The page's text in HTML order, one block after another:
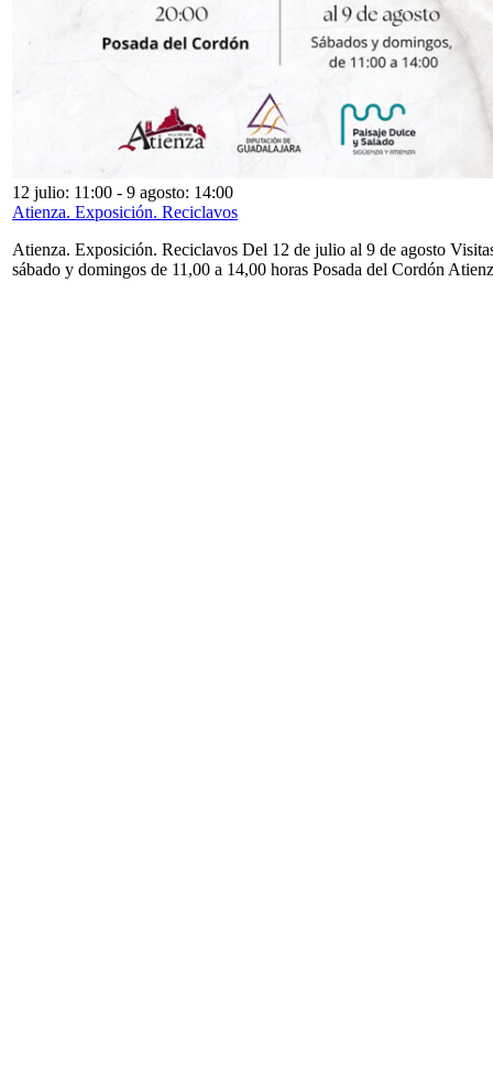
12 julio: 11:00 - 9 agosto: 14:00
Atienza. Exposición. Reciclavos
Atienza. Exposición. Reciclavos Del 12 de julio al 9 de agosto
sábado y domingos de 11,00 a 14,00 horas Posada del Cordón